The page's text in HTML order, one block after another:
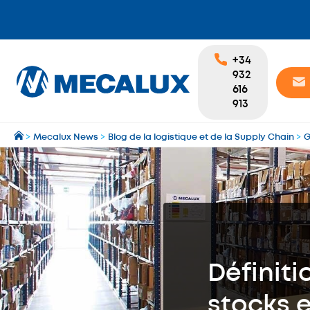
+34
932
616
913
> Mecalux News > Blog de la logistique et de la Supply Chain >
stocks